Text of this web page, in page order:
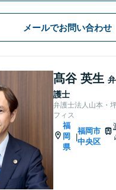
メールでお問い合わせ
髙谷 英生 弁
護士
弁護士法人山本・
フィス
福
岡
県
|
福岡市
中央区